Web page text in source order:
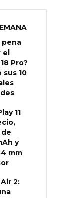
pena
el
Pro?
sus 10
11
y
mm
2: